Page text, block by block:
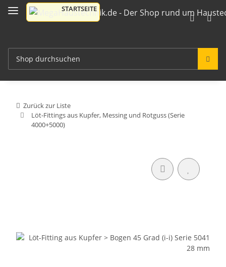
Zurück zur Liste
Löt-Fittings aus Kupfer, Messing und Rotguss (Serie
4000+5000)